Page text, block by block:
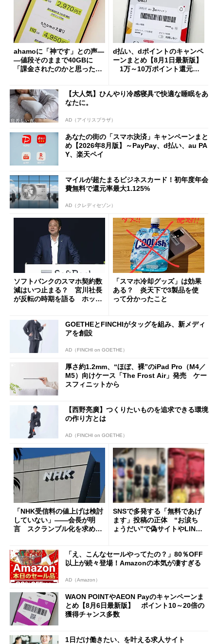
ahamoに「神です」との声―
―値段そのままで40GBに
「課金されたのかと思った」
d払い、dポイントのキャンペ
ーンまとめ【8月1日最新版】
1万～10万ポイント還元の
【大人気】ひんやり冷感寝具で快適な睡眠をあ
なたに。
AD（アイリスプラザ）
あなたの街の「スマホ決済」キャンペーンまと
め【2026年8月版】～PayPay、d払い、au PA
Y、楽天ペイ
マイルが超たまるビジネスカード！初年度年会
費無料で還元率最大1.125%
AD（クレディセゾン）
ソフトバンクのスマホ契約数
減はいつ止まる？ 宮川社長
が反転の時期を語る ホッピ
「スマホ冷却グッズ」は効果
ある？ 炎天下で3製品を使
って分かったこと
GOETHEとFINCHIがタッグを組み、新メディ
アを創設
AD（FINCHI on GOETHE）
厚さ約1.2mm、“ほぼ、裸”のiPad Pro（M4／
M5）向けケース「The Frost Air」発売 ケー
スフィニットから
【西野亮廣】つくりたいものを追求できる環境
の作り方とは
AD（FINCHI on GOETHE）
「NHK受信料の値上げは検討
していない」――会長が明
言 スクランブル化を求める
SNSで多発する「無料であげ
ます」投稿の正体 “お涙ち
ょうだい”で偽サイトやLINE
「え、こんなセールやってたの？」80％OFF
以上が続々登場！Amazonの本気が凄すぎる
AD（Amazon）
WAON POINTやAEON Payのキャンペーンま
とめ【8月6日最新版】 ポイント10～20倍の
獲得チャンス多数
1日だけ働きたい、を叶える求人サイト